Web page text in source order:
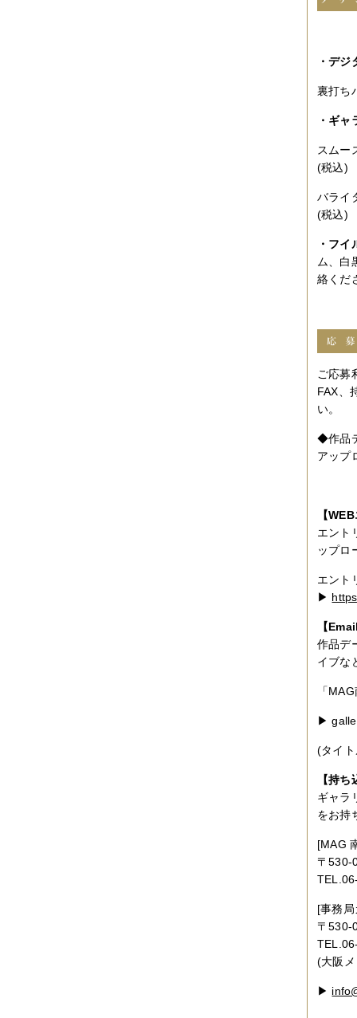
・デ
裏打ち
・ギ
スムー
(税込)
バライ
(税込)
・フ
ム、白
絡くだ
ご応募
FAX、
い。
◆作品
アップ
【
エント
ップロ
エント
▶︎
【
作品デ
イブな
「
▶
(タイ
【持
ギャラ
をお持
[MAG
〒530-
[事務
〒530-
(大阪
▶